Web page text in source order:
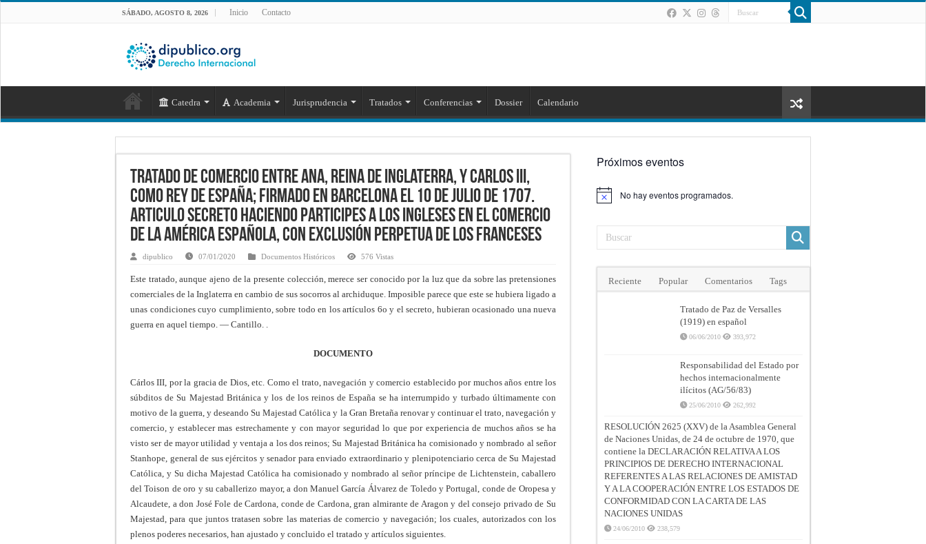
SÁBADO, AGOSTO 8, 2026 Inicio Contacto
Catedra Academia Jurisprudencia Tratados Conferencias Dossier Calendario
Tratado de comercio entre Ana, reina de Inglaterra, y Carlos III,
como rey de España; firmado en Barcelona el 10 de julio de 1707.
Articulo secreto haciendo participes a los Ingleses en el comercio
de la América española, con exclusión perpetua de los Franceses
dipublico 07/01/2020 Documentos Históricos 576 Vistas
Este tratado, aunque ajeno de la presente colección, merece ser conocido por la luz que da sobre las pretensiones
comerciales de la Inglaterra en cambio de sus socorros al archiduque. Imposible parece que este se hubiera ligado a
unas condiciones cuyo cumplimiento, sobre todo en los artículos 6o y el secreto, hubieran ocasionado una nueva
guerra en aquel tiempo. — Cantillo. .
DOCUMENTO
Cárlos III, por la gracia de Dios, etc. Como el trato, navegación y comercio establecido por muchos años entre los
súbditos de Su Majestad Británica y los de los reinos de España se ha interrumpido y turbado últimamente con
motivo de la guerra, y deseando Su Majestad Católica y la Gran Bretaña renovar y continuar el trato, navegación y
comercio, y establecer mas estrechamente y con mayor seguridad lo que por experiencia de muchos años se ha
visto ser de mayor utilidad y ventaja a los dos reinos; Su Majestad Británica ha comisionado y nombrado al señor
Stanhope, general de sus ejércitos y senador para enviado extraordinario y plenipotenciario cerca de Su Majestad
Católica, y Su dicha Majestad Católica ha comisionado y nombrado al señor príncipe de Lichtenstein, caballero
del Toison de oro y su caballerizo mayor, a don Manuel García Álvarez de Toledo y Portugal, conde de Oropesa y
Alcaudete, a don José Fole de Cardona, conde de Cardona, gran almirante de Aragon y del consejo privado de Su
Majestad, para que juntos tratasen sobre las materias de comercio y navegación; los cuales, autorizados con los
plenos poderes necesarios, han ajustado y concluido el tratado y artículos siguientes.
Próximos eventos
Aviso No hay eventos programados.
Reciente Popular Comentarios Tags
Tratado de Paz de Versalles
(1919) en español
06/06/2010 393,972
Responsabilidad del Estado por
hechos internacionalmente
ilícitos (AG/56/83)
25/06/2010 262,992
RESOLUCIÓN 2625 (XXV) de la Asamblea General
de Naciones Unidas, de 24 de octubre de 1970, que
contiene la DECLARACIÓN RELATIVA A LOS
PRINCIPIOS DE DERECHO INTERNACIONAL
REFERENTES A LAS RELACIONES DE AMISTAD
Y A LA COOPERACIÓN ENTRE LOS ESTADOS DE
CONFORMIDAD CON LA CARTA DE LAS
NACIONES UNIDAS
24/06/2010 238,579